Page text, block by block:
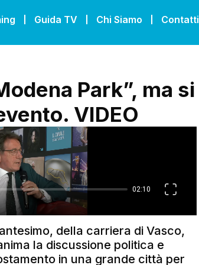
Guida TV Chi Siamo Contatti
Park”, ma si
VIDEO
della carriera di Vasco,
la discussione politica e
in una grande città per